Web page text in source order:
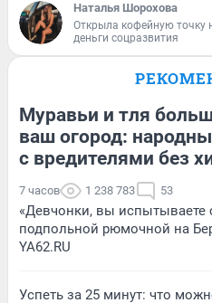
Наталья Шорохова
Открыла кофейную точку
деньги соцразвития
Муравьи и тля
ваш огород:
с вредителями без
7 часов 1 238 783 53
«Девчонки, вы испытываете
подпольной рюмочной на
YA62.RU
Успеть за 25 минут: что